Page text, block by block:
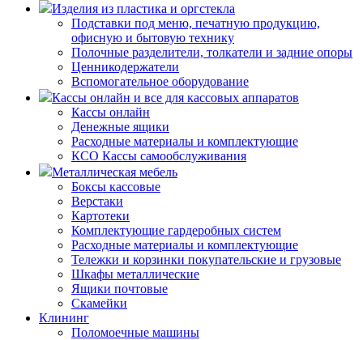
Изделия из пластика и оргстекла
Подставки под меню, печатную продукцию,
офисную и бытовую технику
Полочные разделители, толкатели и задние опоры
Ценникодержатели
Вспомогательное оборудование
Кассы онлайн и все для кассовых аппаратов
Кассы онлайн
Денежные ящики
Расходные материалы и комплектующие
КСО Кассы самообслуживания
Металлическая мебель
Боксы кассовые
Верстаки
Картотеки
Комплектующие гардеробных систем
Расходные материалы и комплектующие
Тележки и корзинки покупательские и грузовые
Шкафы металлические
Ящики почтовые
Скамейки
Клининг
Поломоечные машины